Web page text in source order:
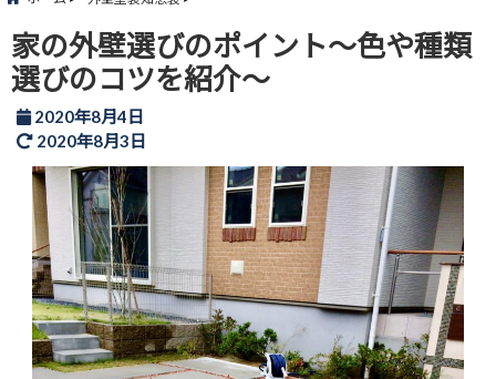
家の外壁選びのポイント～色や種類
選びのコツを紹介～
2020年8月4日
2020年8月3日